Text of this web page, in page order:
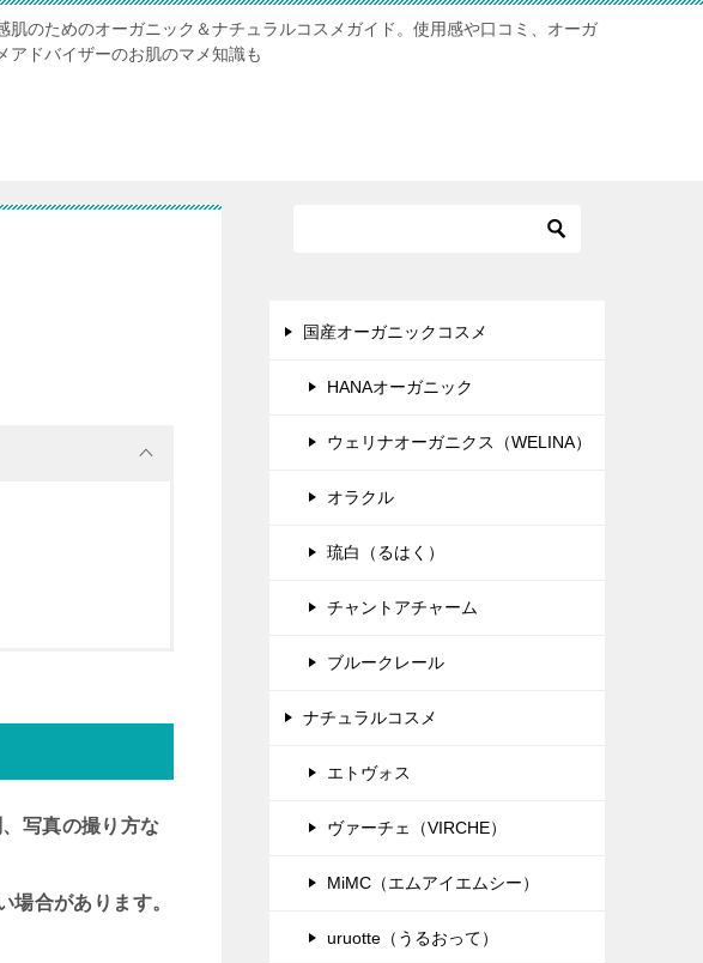
肌のためのオーガニック＆ナチュラルコスメガイド。使用感や口コミ、オーガ
アドバイザーのお肌のマメ知識も
写真の撮り方な
場合があります。
国産オーガニックコスメ
HANAオーガニック
ウェリナオーガニクス（WELINA）
オラクル
琉白（るはく）
チャントアチャーム
ブルークレール
ナチュラルコスメ
エトヴォス
ヴァーチェ（VIRCHE）
MiMC（エムアイエムシー）
uruotte（うるおって）